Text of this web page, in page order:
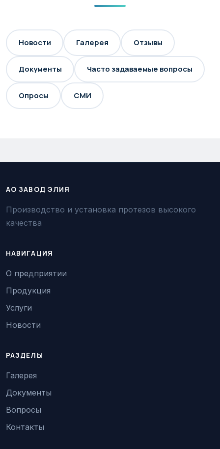
Новости Галерея Отзывы
Документы Часто задаваемые вопросы
Опросы СМИ
АО ЗАВОД ЭЛИЯ
Производство и установка протезов высокого
качества
НАВИГАЦИЯ
О предприятии
Продукция
Услуги
Новости
РАЗДЕЛЫ
Галерея
Документы
Вопросы
Контакты